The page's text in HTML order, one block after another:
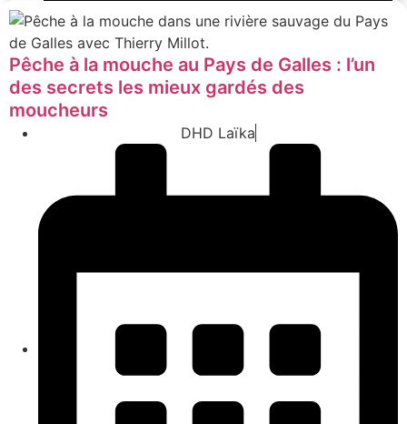
7 juillet 2026
Chasse ,News Chasse et Pêche
Pêche à la mouche au Pays de Galles : l’un
des secrets les mieux gardés des
moucheurs
DHD Laïka